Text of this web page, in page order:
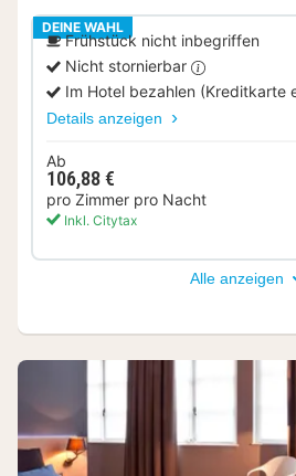
DEINE WAHL
Frühstück nicht inbegriffen
Nicht stornierbar
Im Hotel bezahlen (Kreditkarte
Details anzeigen
Ab
106,88 €
pro Zimmer pro Nacht
Inkl. Citytax
Alle anzeigen